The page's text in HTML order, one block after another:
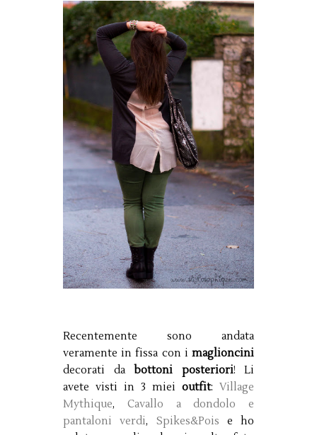
Recentemente sono andata
veramente in fissa con i maglioncini
decorati da bottoni posteriori! Li
avete visti in 3 miei outfit: Village
Mythique, Cavallo a dondolo e
pantaloni verdi, Spikes&Pois e ho